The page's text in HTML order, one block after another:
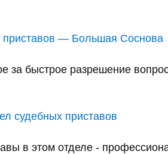
приставов — Большая Соснова
за быстрое разрешение
судебных приставов
в этом отделе -